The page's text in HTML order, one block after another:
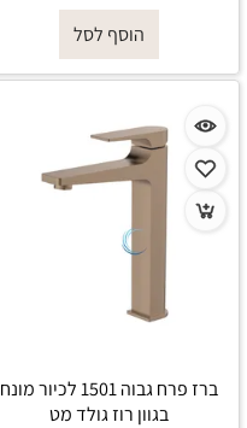
הוסף לסל
ברז פרח גבוה 1501 לכיור מונח
בגוון רוז גולד מט